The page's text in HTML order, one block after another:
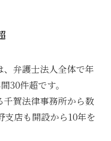
弁護士法人全体で年
30件超です。
賀法律事務所から数
支店も開設から10年を